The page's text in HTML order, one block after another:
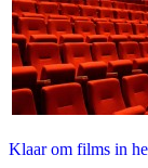
Klaar om films in